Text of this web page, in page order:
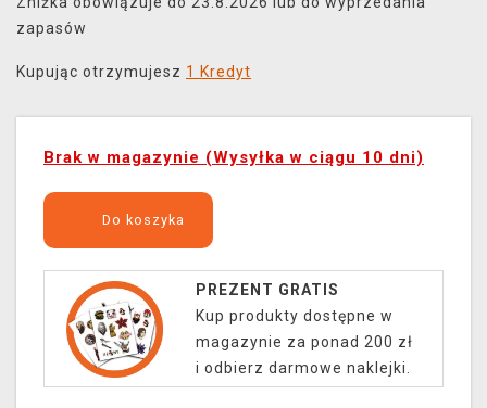
zapasów
Kupując otrzymujesz 1 Kredyt
Brak w magazynie (Wysyłka w ciągu 10 dni)
Do koszyka
PREZENT GRATIS
Kup produkty dostępne w
magazynie za ponad 200 zł
i odbierz darmowe naklejki.